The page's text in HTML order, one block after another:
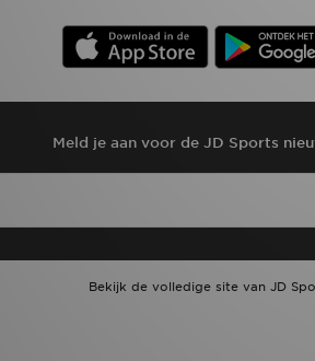
Meld je aan voor de JD Sports
Bekijk de volledige site van JD